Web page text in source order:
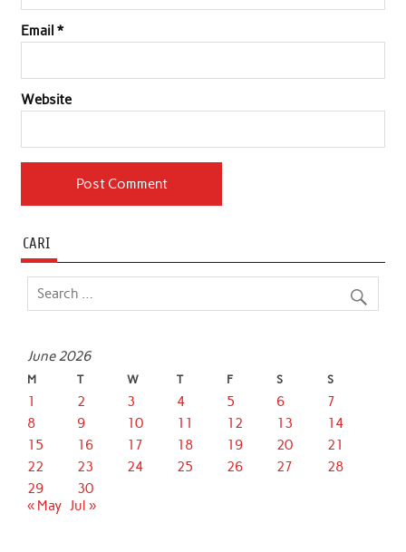
Email *
Website
CARI
June 2026
M T W T F S S
1 2 3 4 5 6
7
8
9 10 11 12 13
14
15
16 17 18 19 20
21
22
23 24 25 26 27
28
29
30
« May Jul »